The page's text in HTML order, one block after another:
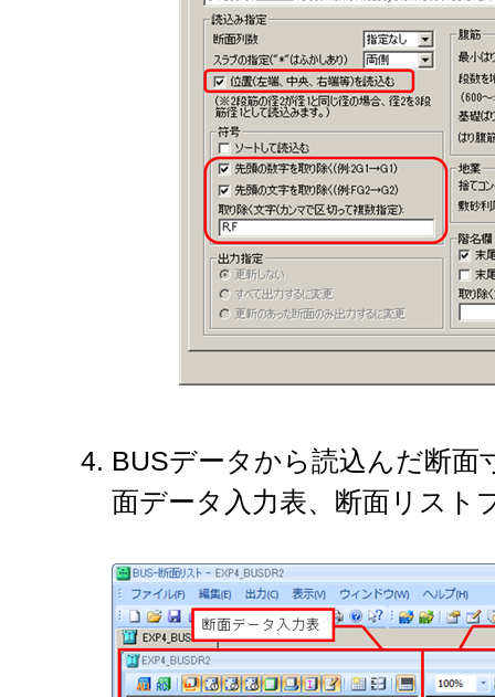
BUSデータから読込んだ断面
面データ入力表、断面リスト